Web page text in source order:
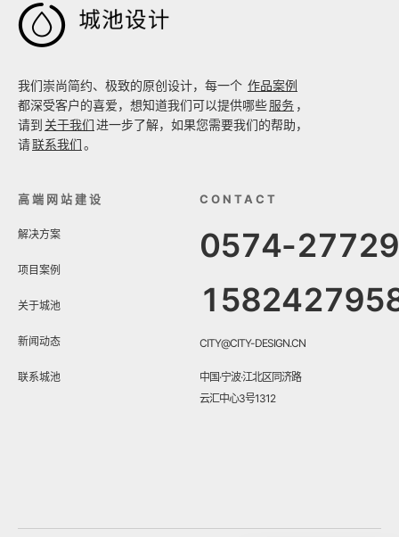

我们崇尚简约、极致的原创设计，每一个 作品案例
都深受客户的喜爱，想知道我们可以提供哪些服务 ，
请到 关于我们进一步了解，如果您需要我们的帮助，
请联系我们。
高端网站建设
解决方案
项目案例
关于城池
新闻动态
联系城池
CONTACT
0574-
CITY@CITY-DESIGN.CN
中国·宁波·江北区同济路
云汇中心3号1312